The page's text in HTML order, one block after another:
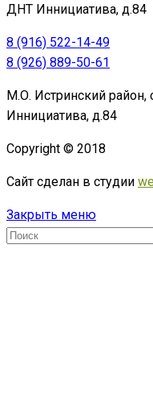
ДНТ Иннициатива, д.84
8 (916) 522-14-49
8 (926) 889-50-61
М.О. Истринский
Иннициатива, д.84
Copyright © 2018
Сайт сделан в студии
Закрыть меню